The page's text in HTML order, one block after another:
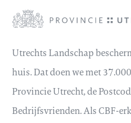
Utrechts Landschap
huis. Dat doen we met
Provincie Utrecht, de
Bedrijfsvrienden. Als CBF-